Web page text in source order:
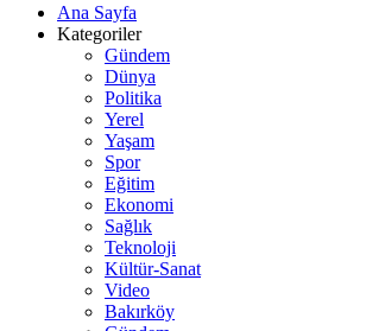
Ana Sayfa
Kategoriler
Gündem
Dünya
Politika
Yerel
Yaşam
Spor
Eğitim
Ekonomi
Sağlık
Teknoloji
Kültür-Sanat
Video
Bakırköy